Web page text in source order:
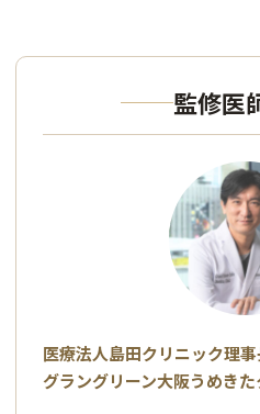
監修医
医療法人島田クリニック理
グラングリーン大阪うめき